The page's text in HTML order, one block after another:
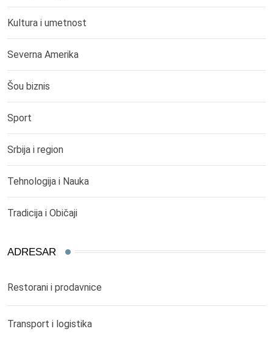
Kultura i umetnost
Severna Amerika
Šou biznis
Sport
Srbija i region
Tehnologija i Nauka
Tradicija i Običaji
ADRESAR
Restorani i prodavnice
Transport i logistika